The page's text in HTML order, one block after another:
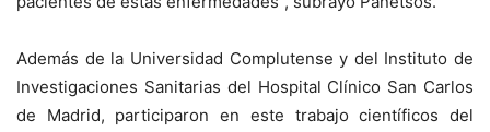
Además de la Universidad Complutense y del Instituto de
Investigaciones Sanitarias del Hospital Clínico San Carlos
de Madrid, participaron en este trabajo científicos del